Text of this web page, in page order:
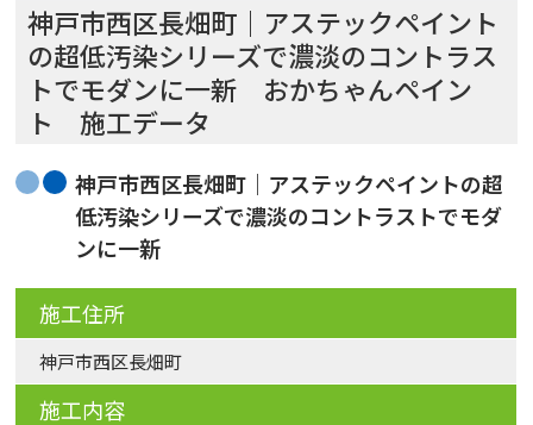
神戸市西区長畑町｜アステックペイント
の超低汚染シリーズで濃淡のコントラス
トでモダンに一新 おかちゃんペイン
ト 施工データ
神戸市西区長畑町｜アステックペイントの超
低汚染シリーズで濃淡のコントラストでモダ
ンに一新
施工住所
神戸市西区長畑町
施工内容